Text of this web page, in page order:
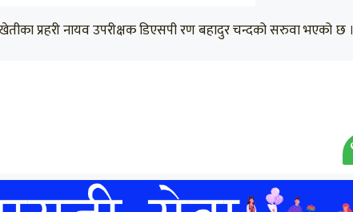
प्रहरी नायव उपरीक्षक डिएसपी रण बहादुर चन्दको सरुवा भएको छ ।